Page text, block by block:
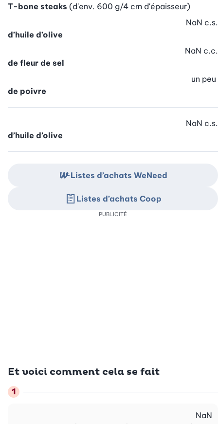
T-bone steaks (d'env. 600 g/4 cm d'épaisseur)
d’huile d’olive
NaN c.s.
de fleur de sel
NaN c.c.
de poivre
un peu
d’huile d’olive
NaN c.s.
Et voici comment cela se fait
NaN
Listes d’achats WeNeed
Listes d’achats Coop
PUBLICITÉ